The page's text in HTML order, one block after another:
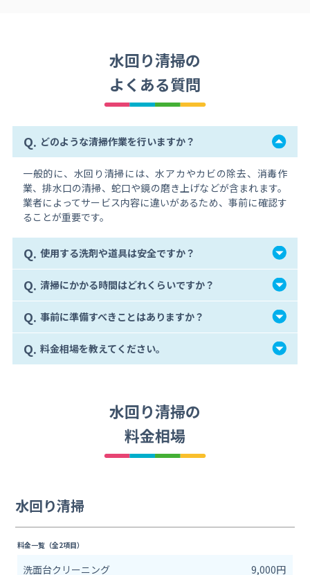
水回り清掃の
よくある質問
Q. どのような清掃作業を行いますか？
一般的に、水回り清掃には、水アカやカビの除去、消毒作
業、排水口の清掃、蛇口や鏡の磨き上げなどが含まれます。
業者によってサービス内容に違いがあるため、事前に確認す
ることが重要です。
Q. 使用する洗剤や道具は安全ですか？
Q. 清掃にかかる時間はどれくらいですか？
Q. 事前に準備すべきことはありますか？
Q. 料金相場を教えてください。
水回り清掃の
料金相場
水回り清掃
料金一覧（全2項目）
洗面台クリーニング
9,000円